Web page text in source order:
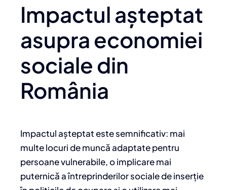
Impactul așteptat
asupra economiei
sociale din
România
Impactul așteptat este semnificativ: mai
multe locuri de muncă adaptate pentru
persoane vulnerabile, o implicare mai
puternică a întreprinderilor sociale de inserție